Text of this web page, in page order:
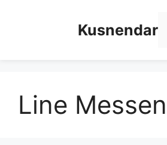
Kusnendar
Line